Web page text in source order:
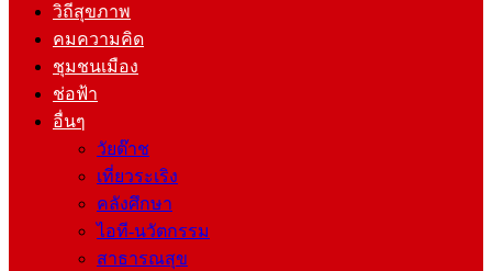
วิถีสุขภาพ
คมความคิด
ชุมชนเมือง
ช่อฟ้า
อื่นๆ
วัยต๊าช
เที่ยวระเริง
คลังศึกษา
ไอที-นวัตกรรม
สาธารณสุข